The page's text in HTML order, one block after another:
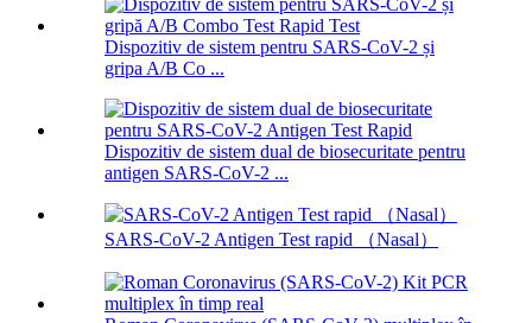
Dispozitiv de sistem pentru SARS-CoV-2 și
gripa A/B Co ...
Dispozitiv de sistem dual de biosecuritate pentru
antigen SARS-CoV-2 ...
SARS-CoV-2 Antigen Test rapid （Nasal）